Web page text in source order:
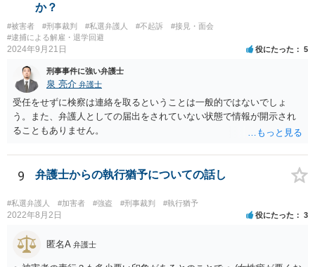
か？
#被害者 #刑事裁判 #私選弁護人 #不起訴
#接見・面会
#逮捕による解雇・退学回避
2024年9月21日 役にたった 5
刑事事件に強い弁護士
泉 亮介 弁護士
受任をせずに検察は連絡を取るということは一般的ではないでしょ
う。また、弁護人としての届出をされていない状態で情報が開示され
ることもありません。
9 弁護士からの執行猶予についての話し
#私選弁護人 #加害者 #強盗 #刑事裁判 #執行猶予
2022年8月2日 役にたった 3
匿名A 弁護士